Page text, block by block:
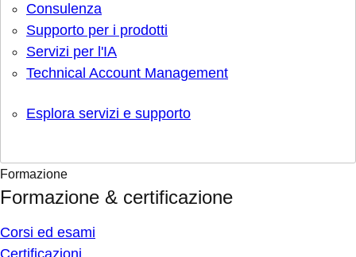
Consulenza
Supporto per i prodotti
Servizi per l'IA
Technical Account Management
Esplora servizi e supporto
Formazione
Formazione & certificazione
Corsi ed esami
Certificazioni